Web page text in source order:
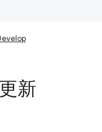
新